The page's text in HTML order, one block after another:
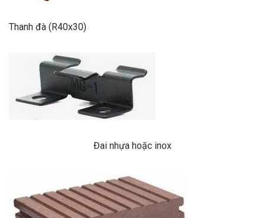
Thanh đà (R40x30)
Đai nhựa hoặc inox